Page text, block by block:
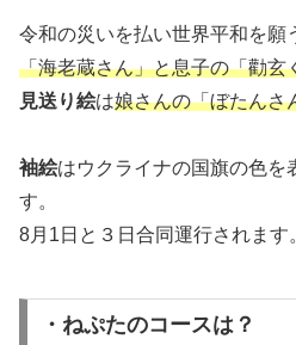
令和の災いを払い世界平和を願
「海老蔵さん」と息子の「勸玄
見送り絵は娘さんの「ぼたんさ
袖絵はウクライナの国旗の色を
す。
8月1日と３日合同運行されます
・ねぷたのコースは？